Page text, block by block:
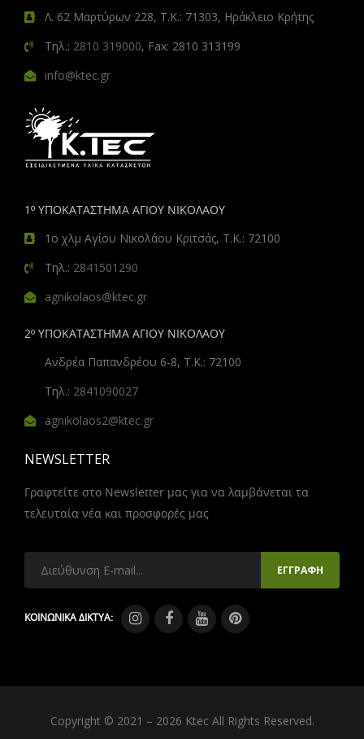
Λ. 62 Μαρτύρων 228, Τ.Κ.: 71303, Ηράκλειο Κρήτης
Τηλ.: 2810 319000, Fax: 2810 313199
info@ktec.gr
1º ΥΠΟΚΑΤΑΣΤΗΜΑ ΑΓΙΟΥ ΝΙΚΟΛΑΟΥ
1ο χλμ Αγίου Νικολάου Κριτσάς, Τ.Κ.: 72100
Τηλ.: 2841501290
agnikolaos@ktec.gr
2º ΥΠΟΚΑΤΑΣΤΗΜΑ ΑΓΙΟΥ ΝΙΚΟΛΑΟΥ
Ανδρέα Παπανδρέου 6-8, Τ.Κ.: 72100
Τηλ.: 2841090027
agnikolaos2@ktec.gr
NEWSLETTER
Γραφτείτε στο Newsletter μας για να λαμβάνεται τα
τελευταία νέα και προσφορές μας
ΚΟΙΝΩΝΙΚΑ ΔΙΚΤΥΑ:
Copyright © 2021 – 2026 Ktec All Rights Reserved.